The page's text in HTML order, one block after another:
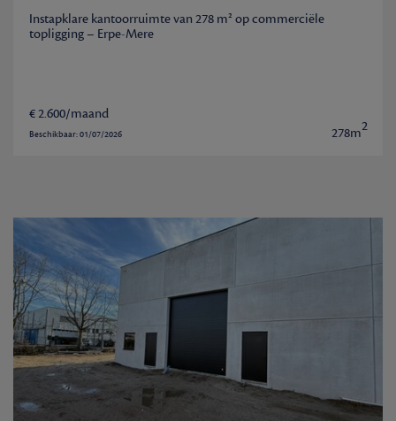
Instapklare kantoorruimte van 278 m² op commerciële
topligging – Erpe-Mere
€ 2.600/maand
Beschikbaar: 01/07/2026 278m2